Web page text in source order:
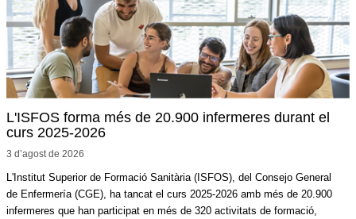
L'ISFOS forma més de 20.900 infermeres durant el
curs 2025-2026
3 d’agost de 2026
L'Institut Superior de Formació Sanitària (ISFOS), del Consejo General
de Enfermería (CGE), ha tancat el curs 2025-2026 amb més de 20.900
infermeres que han participat en més de 320 activitats de formació,